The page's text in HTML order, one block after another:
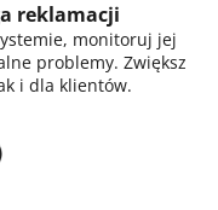
reklamacji
monitoruj jej
problemy. Zwiększ
i dla klientów.